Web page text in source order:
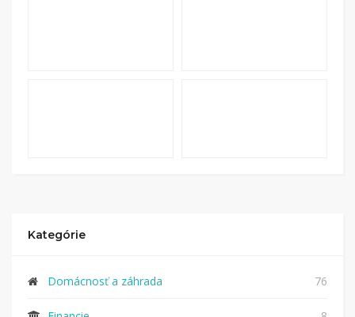
Kategórie
Domácnosť a záhrada 76